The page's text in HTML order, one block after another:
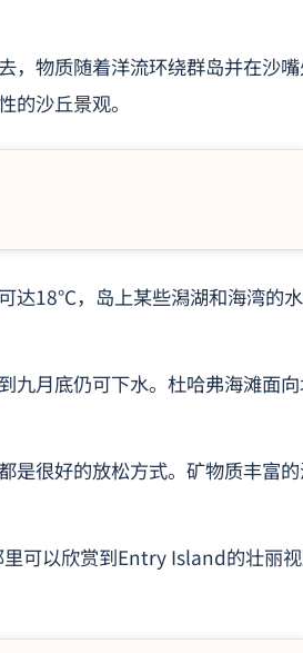
，物质随着洋流环绕群岛并在沙
沙丘景观。
达18°C，岛上某些潟湖和海湾的
九月底仍可下水。杜哈弗海滩面
是很好的放松方式。矿物质丰富
可以欣赏到Entry Island的壮丽